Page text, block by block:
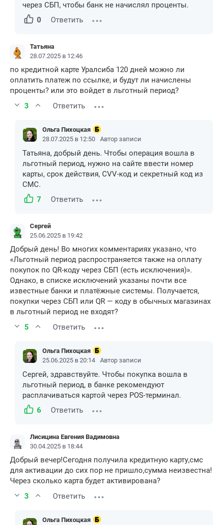
через СБП, чтобы банк не начислял проценты.
0
Ответить
Татьяна
28.07.2025 в 12:46
по кредитной карте Уралсиба 120 дней можно ли
оплатить платеж по ссылке, и будут ли начислены
проценты? или это войдет в льготный период?
3
Ответить
Ольга Пихоцкая
28.07.2025 в 12:50
Автор записи
Татьяна, добрый день. Чтобы операция вошла в
льготный период, нужно на сайте ввести номер
карты, срок действия, CVV-код и секретный код из
СМС.
7
Ответить
Сергей
25.06.2025 в 19:42
Добрый день! Во многих комментариях указано, что
«Льготный период распространяется также на оплату
покупок по QR-коду через СБП (есть исключения)».
Однако, в списке исключений указаны почти все
известные банки и платёжные системы. Получается,
покупки через СБП или QR — коду в обычных магазинах
в льготный период не входят?
5
Ответить
Ольга Пихоцкая
25.06.2025 в 20:14
Автор записи
Сергей, здравствуйте. Чтобы покупка вошла в
льготный период, в банке рекомендуют
расплачиваться картой через POS-терминал.
6
Ответить
Лисицина Евгения Вадимовна
30.04.2025 в 18:44
Добрый вечер!Сегодня получила кредитную карту,смс
для активации до сих пор не пришло,сумма неизвестна!
Через сколько карта будет активирована?
3
Ответить
Ольга Пихоцкая